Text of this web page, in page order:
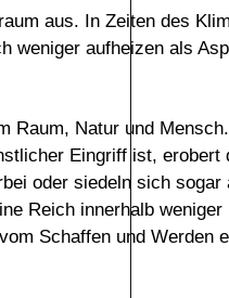
aus. In Zeiten des
weniger aufheizen als
Raum, Natur und
Eingriff ist,
oder siedeln sich
Reich innerhalb
Schaffen und Werden